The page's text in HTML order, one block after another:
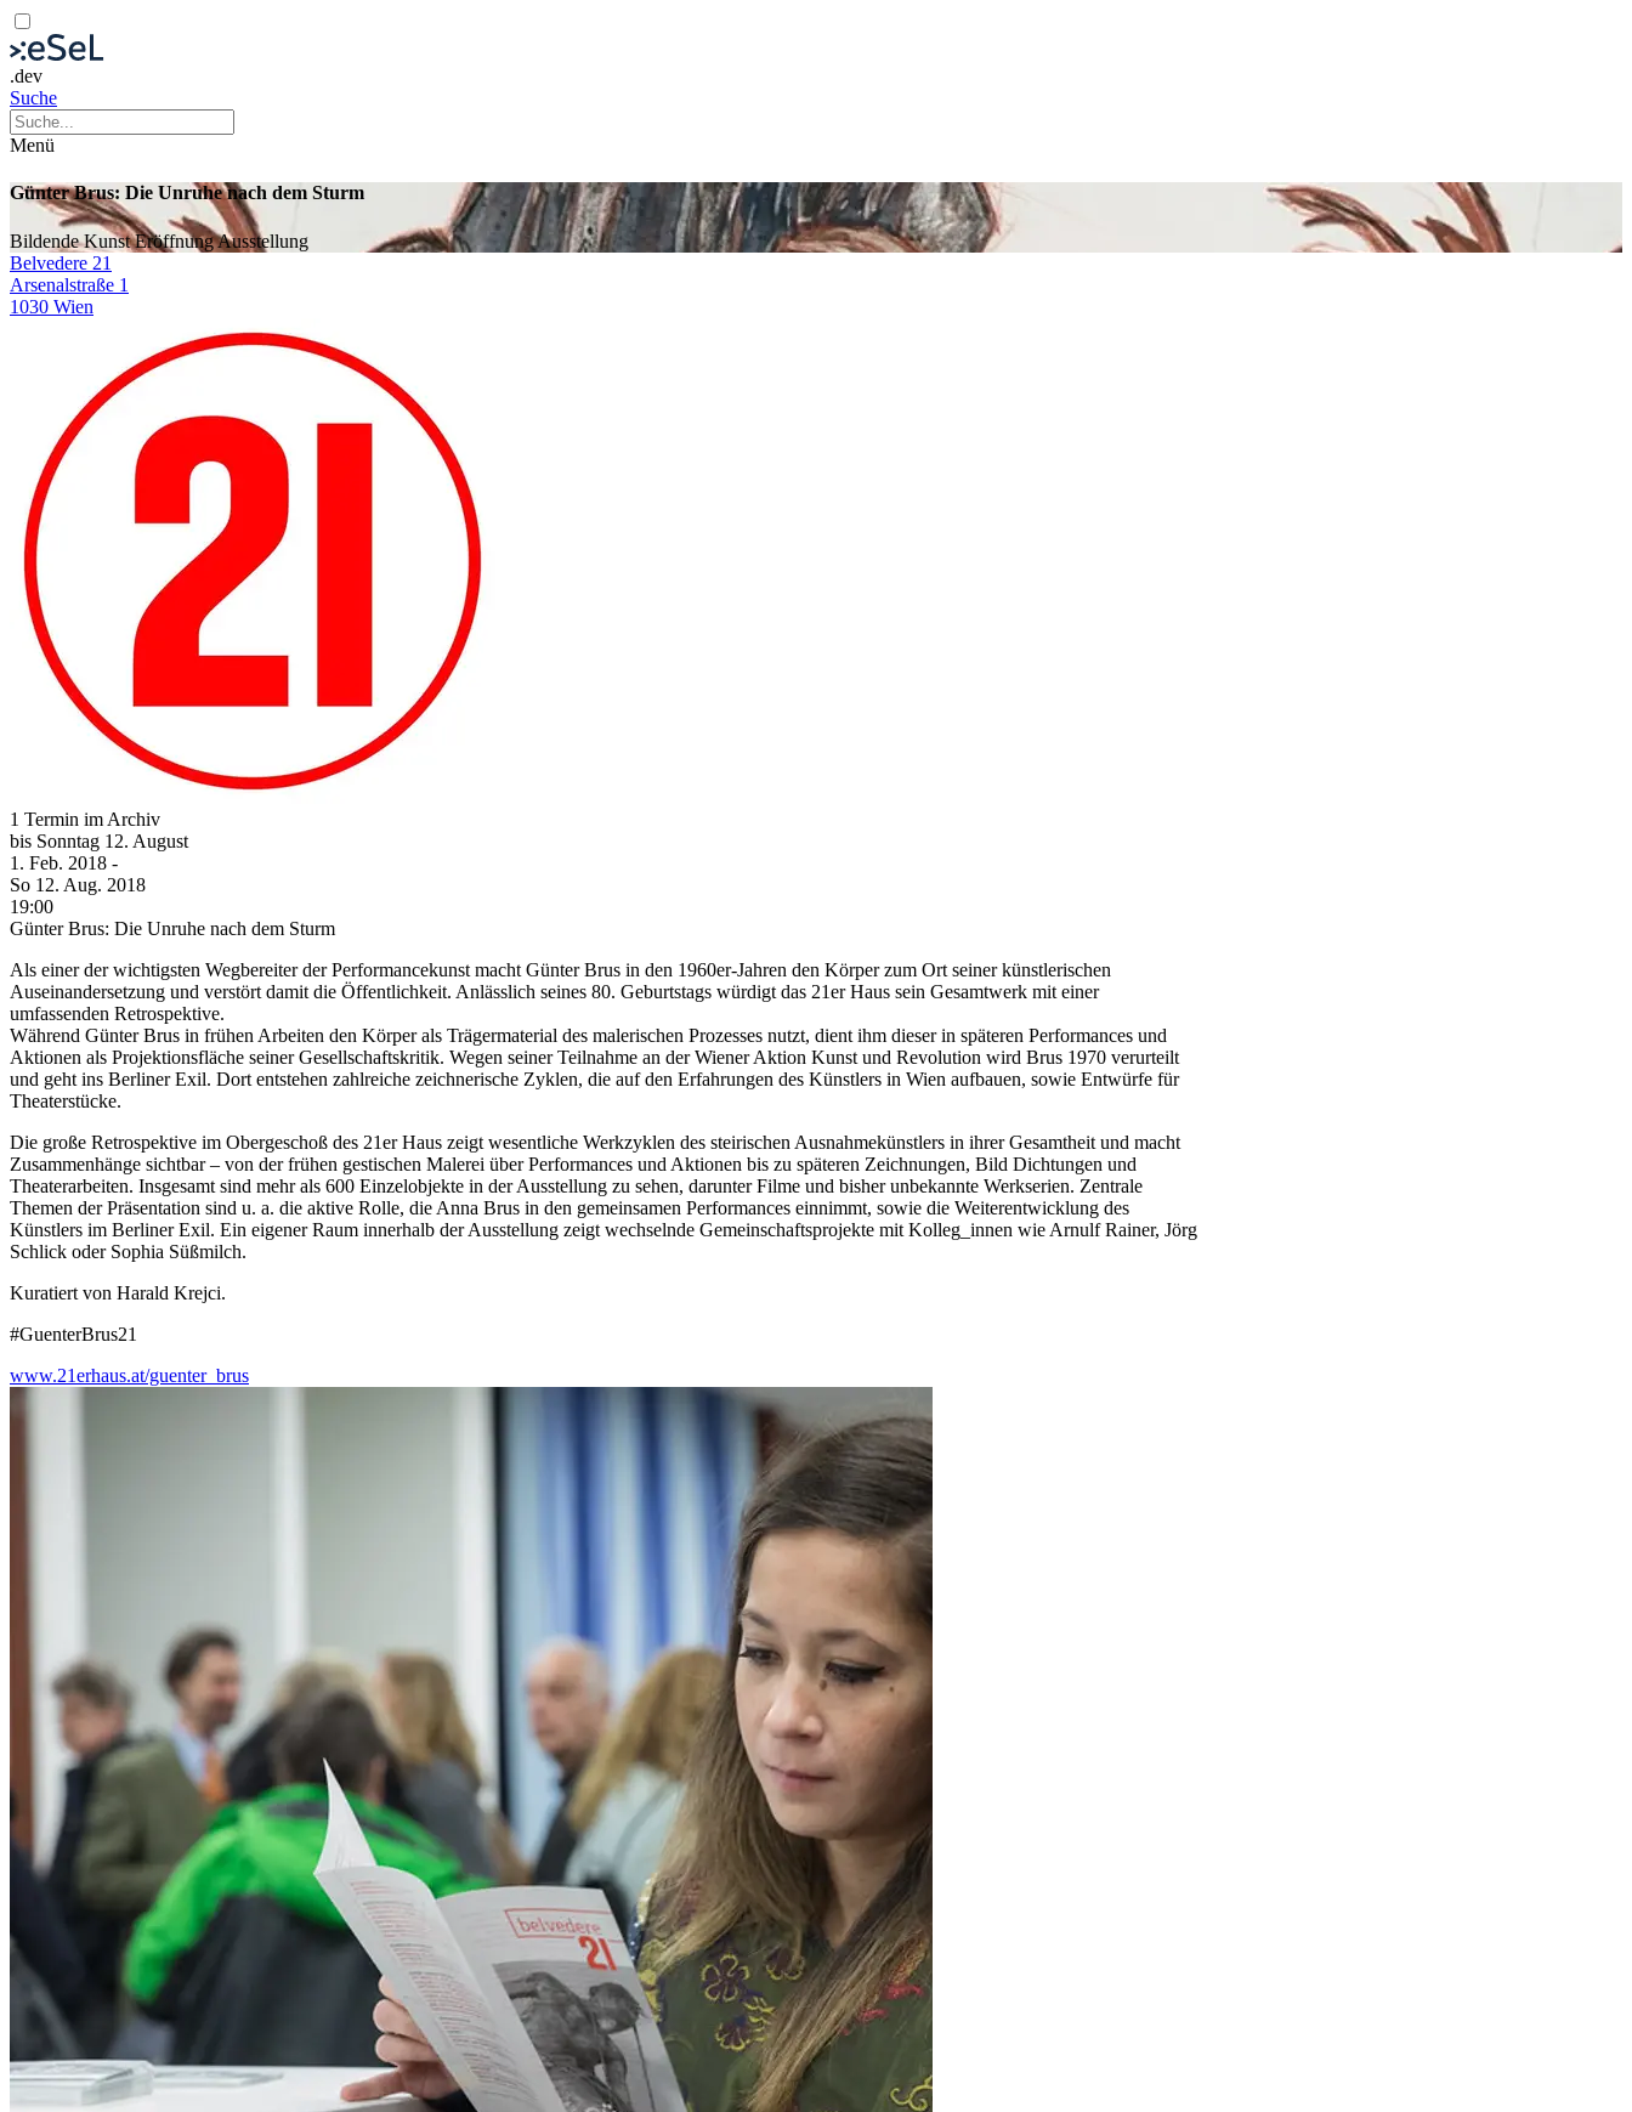
.dev
Suche
Menü
Günter Brus: Die Unruhe nach dem Sturm
Bildende KunstEröffnungAusstellung
Belvedere 21
Arsenalstraße 1
1030 Wien
1 Termin im Archiv
bis Sonntag 12. August
1. Feb. 2018 -
So 12. Aug. 2018
19:00
Günter Brus: Die Unruhe nach dem Sturm
Als einer der wichtigsten Wegbereiter der Performancekunst macht Günter Brus in den 1960er-Jahren den Körper zum Ort seiner künstlerischen
Auseinandersetzung und verstört damit die Öffentlichkeit. Anlässlich seines 80. Geburtstags würdigt das 21er Haus sein Gesamtwerk mit einer
umfassenden Retrospektive.
Während Günter Brus in frühen Arbeiten den Körper als Trägermaterial des malerischen Prozesses nutzt, dient ihm dieser in späteren Performances und
Aktionen als Projektionsfläche seiner Gesellschaftskritik. Wegen seiner Teilnahme an der Wiener Aktion Kunst und Revolution wird Brus 1970 verurteilt
und geht ins Berliner Exil. Dort entstehen zahlreiche zeichnerische Zyklen, die auf den Erfahrungen des Künstlers in Wien aufbauen, sowie Entwürfe für
Theaterstücke.
Die große Retrospektive im Obergeschoß des 21er Haus zeigt wesentliche Werkzyklen des steirischen Ausnahmekünstlers in ihrer Gesamtheit und macht
Zusammenhänge sichtbar – von der frühen gestischen Malerei über Performances und Aktionen bis zu späteren Zeichnungen, Bild Dichtungen und
Theaterarbeiten. Insgesamt sind mehr als 600 Einzelobjekte in der Ausstellung zu sehen, darunter Filme und bisher unbekannte Werkserien. Zentrale
Themen der Präsentation sind u. a. die aktive Rolle, die Anna Brus in den gemeinsamen Performances einnimmt, sowie die Weiterentwicklung des
Künstlers im Berliner Exil. Ein eigener Raum innerhalb der Ausstellung zeigt wechselnde Gemeinschaftsprojekte mit Kolleg_innen wie Arnulf Rainer, Jörg
Schlick oder Sophia Süßmilch.
Kuratiert von Harald Krejci.
#GuenterBrus21
www.21erhaus.at/guenter_brus